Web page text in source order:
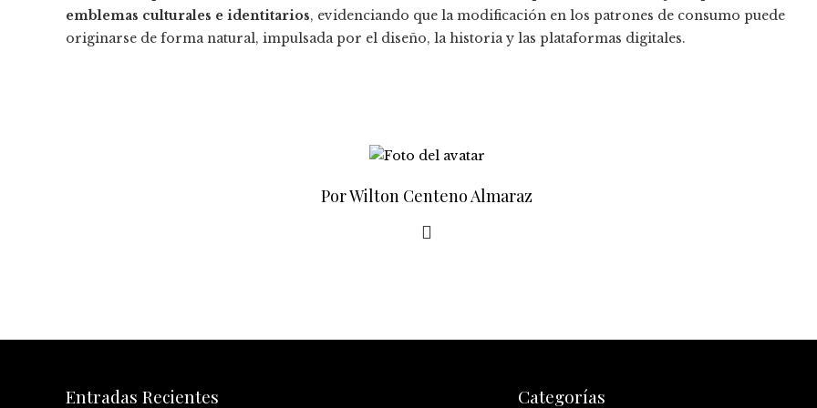
emblemas culturales e identitarios, evidenciando que la modificación en los patrones de consumo puede
originarse de forma natural, impulsada por el diseño, la historia y las plataformas digitales.
Por Wilton Centeno Almaraz
Entradas Recientes Categorías